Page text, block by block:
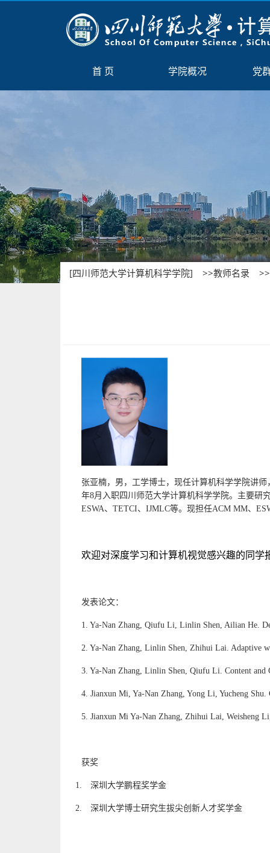
[四川师范大学计算机科学学院] >>教师名录
张亚楠，男，工学博士，现任计算机科学学院讲师
年8月入职四川师范大学计算机科学学院。主要研
ESWA、 TETCI、 IJMLC等。现担任ACM MM、
欢迎对深度学习和计算机视觉感兴趣的同
发表论文：
1. Ya-Nan Zhang, Qiufu Li, Linlin Shen, Ailian He.
2. Ya-Nan Zhang, Linlin Shen, Zhihui Lai. Adaptive
3. Ya-Nan Zhang, Linlin Shen, Qiufu Li. Content and
4. Jianxun Mi, Ya-Nan Zhang, Yong Li, Yucheng
5. Jianxun Mi Ya-Nan Zhang, Zhihui Lai, Weisheng
获奖
1. 深圳大学鹏程奖学金
2. 深圳大学博士研究生拔尖创新人才奖学金
首 页 学院概况 党